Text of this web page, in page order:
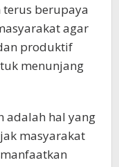
berupaya
agar
produktif
menunjang
adalah hal yang
masyarakat